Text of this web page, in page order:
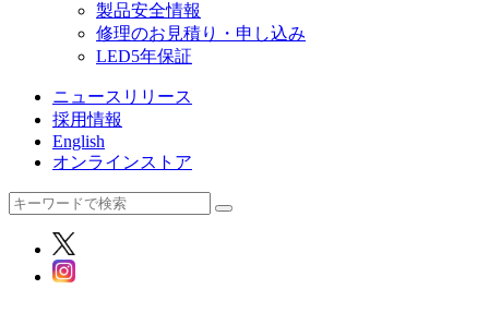
製品安全情報
修理のお見積り・申し込み
LED5年保証
ニュースリリース
採用情報
English
オンラインストア